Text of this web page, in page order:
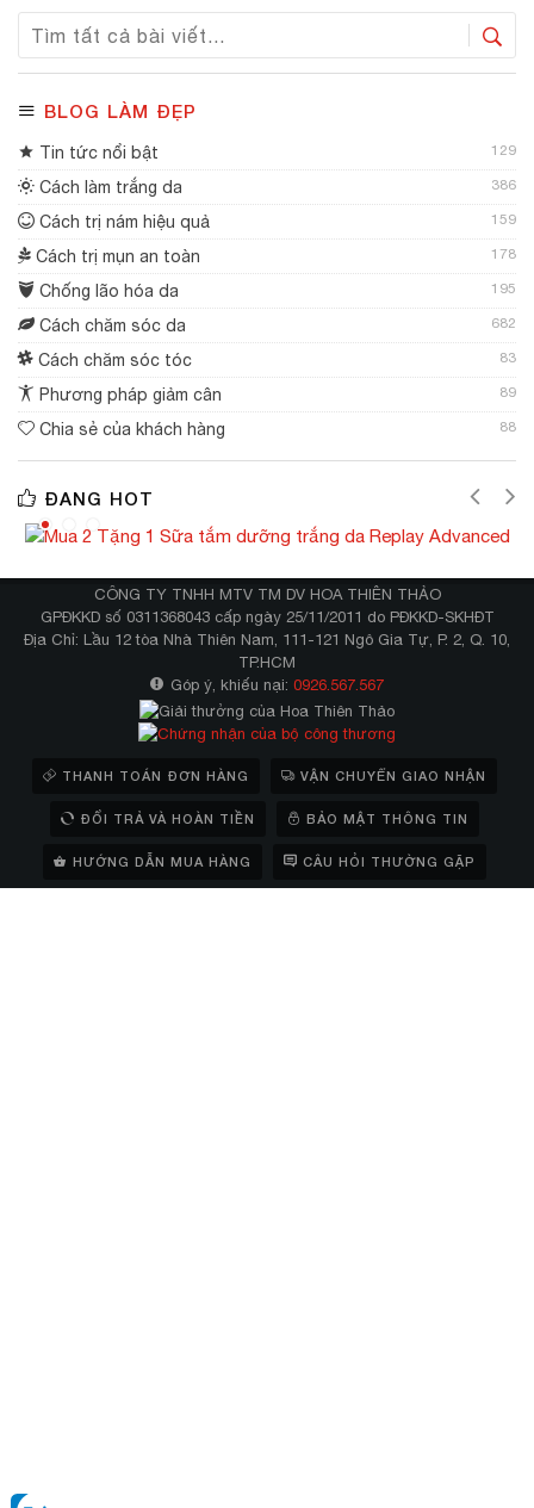
BLOG LÀM ĐẸP
Tin tức nổi bật 129
Cách làm trắng da 386
Cách trị nám hiệu quả 159
Cách trị mụn an toàn 178
Chống lão hóa da 195
Cách chăm sóc da 682
Cách chăm sóc tóc 83
Phương pháp giảm cân 89
Chia sẻ của khách hàng 88
ĐANG HOT
CÔNG TY TNHH MTV TM DV HOA THIÊN THẢO
GPĐKKD số 0311368043 cấp ngày 25/11/2011 do PĐKKD-SKHĐT
Địa Chỉ: Lầu 12 tòa Nhà Thiên Nam, 111-121 Ngô Gia Tự, P. 2, Q. 10,
TP.HCM
Góp ý, khiếu nại: 0926.567.567
THANH TOÁN ĐƠN HÀNG VẬN CHUYỂN GIAO NHẬN
ĐỔI TRẢ VÀ HOÀN TIỀN BẢO MẬT THÔNG TIN
HƯỚNG DẪN MUA HÀNG CÂU HỎI THƯỜNG GẶP